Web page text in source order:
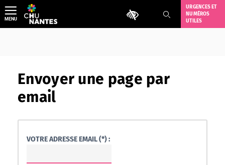
Aller
au
contenu
Outils d'accessibilité
URGENCES ET
NUMÉROS
UTILES
MENU
Envoyer une page par
email
VOTRE ADRESSE EMAIL (*) :